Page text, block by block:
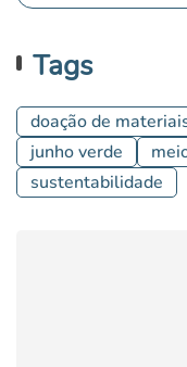
Tags
doação de
junho verde
sustentabilidade